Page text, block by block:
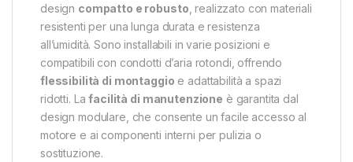
design compatto e robusto , realizzato con materiali
resistenti per una lunga durata e resistenza
all’umidità. Sono installabili in varie posizioni e
compatibili con condotti d’aria rotondi, offrendo
flessibilità di montaggio e adattabilità a spazi
ridotti. Lafacilità di manutenzione è garantita dal
design modulare, che consente un facile accesso al
motore e ai componenti interni per pulizia o
sostituzione.